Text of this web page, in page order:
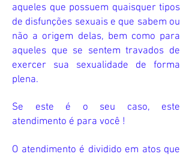
aqueles que possuem quaisquer tipos
de disfunções sexuais e que sabem ou
não a origem delas, bem como para
aqueles que se sentem travados de
exercer sua sexualidade de forma
plena.
Se este é o seu caso, este
atendimento é para você !
O atendimento é dividido em atos que